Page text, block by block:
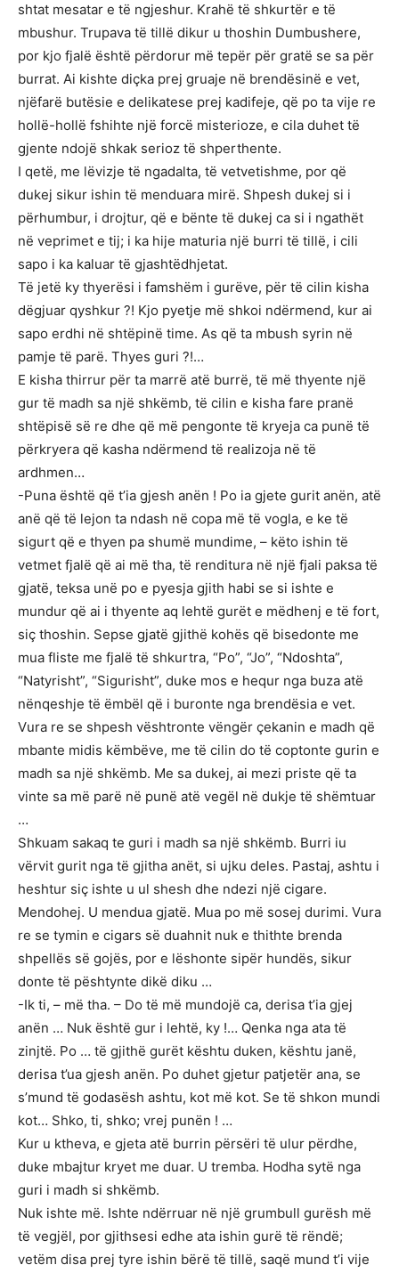
shtat mesatar e të ngjeshur. Krahë të shkurtër e të
mbushur. Trupava të tillë dikur u thoshin Dumbushere,
por kjo fjalë është përdorur më tepër për gratë se sa për
burrat. Ai kishte diçka prej gruaje në brendësinë e vet,
njëfarë butësie e delikatese prej kadifeje, që po ta vije re
hollë-hollë fshihte një forcë misterioze, e cila duhet të
gjente ndojë shkak serioz të shperthente.
I qetë, me lëvizje të ngadalta, të vetvetishme, por që
dukej sikur ishin të menduara mirë. Shpesh dukej si i
përhumbur, i drojtur, që e bënte të dukej ca si i ngathët
në veprimet e tij; i ka hije maturia një burri të tillë, i cili
sapo i ka kaluar të gjashtëdhjetat.
Të jetë ky thyerësi i famshëm i gurëve, për të cilin kisha
dëgjuar qyshkur ?! Kjo pyetje më shkoi ndërmend, kur ai
sapo erdhi në shtëpinë time. As që ta mbush syrin në
pamje të parë. Thyes guri ?!…
E kisha thirrur për ta marrë atë burrë, të më thyente një
gur të madh sa një shkëmb, të cilin e kisha fare pranë
shtëpisë së re dhe që më pengonte të kryeja ca punë të
përkryera që kasha ndërmend të realizoja në të
ardhmen…
-Puna është që t’ia gjesh anën ! Po ia gjete gurit anën, atë
anë që të lejon ta ndash në copa më të vogla, e ke të
sigurt që e thyen pa shumë mundime, – këto ishin të
vetmet fjalë që ai më tha, të renditura në një fjali paksa të
gjatë, teksa unë po e pyesja gjith habi se si ishte e
mundur që ai i thyente aq lehtë gurët e mëdhenj e të fort,
siç thoshin. Sepse gjatë gjithë kohës që bisedonte me
mua fliste me fjalë të shkurtra, “Po”, “Jo”, “Ndoshta”,
“Natyrisht”, “Sigurisht”, duke mos e hequr nga buza atë
nënqeshje të ëmbël që i buronte nga brendësia e vet.
Vura re se shpesh vështronte vëngër çekanin e madh që
mbante midis këmbëve, me të cilin do të coptonte gurin e
madh sa një shkëmb. Me sa dukej, ai mezi priste që ta
vinte sa më parë në punë atë vegël në dukje të shëmtuar
…
Shkuam sakaq te guri i madh sa një shkëmb. Burri iu
vërvit gurit nga të gjitha anët, si ujku deles. Pastaj, ashtu i
heshtur siç ishte u ul shesh dhe ndezi një cigare.
Mendohej. U mendua gjatë. Mua po më sosej durimi. Vura
re se tymin e cigars së duahnit nuk e thithte brenda
shpellës së gojës, por e lëshonte sipër hundës, sikur
donte të pështynte dikë diku …
-Ik ti, – më tha. – Do të më mundojë ca, derisa t’ia gjej
anën … Nuk është gur i lehtë, ky !… Qenka nga ata të
zinjtë. Po … të gjithë gurët kështu duken, kështu janë,
derisa t’ua gjesh anën. Po duhet gjetur patjetër ana, se
s’mund të godasësh ashtu, kot më kot. Se të shkon mundi
kot… Shko, ti, shko; vrej punën ! …
Kur u ktheva, e gjeta atë burrin përsëri të ulur përdhe,
duke mbajtur kryet me duar. U tremba. Hodha sytë nga
guri i madh si shkëmb.
Nuk ishte më. Ishte ndërruar në një grumbull gurësh më
të vegjël, por gjithsesi edhe ata ishin gurë të rëndë;
vetëm disa prej tyre ishin bërë të tillë, saqë mund t’i vije